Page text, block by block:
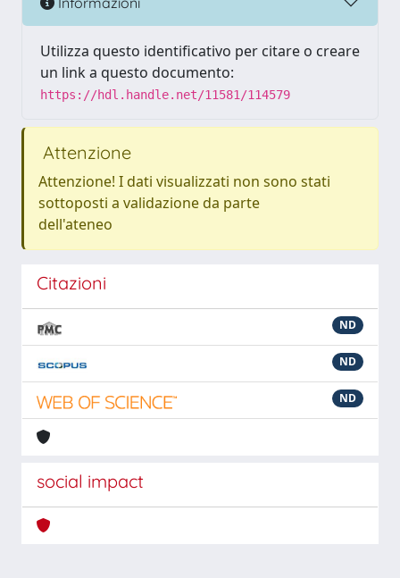
Utilizza questo identificativo per citare o creare
un link a questo documento:
https://hdl.handle.net/11581/114579
Attenzione
Attenzione! I dati visualizzati non sono stati
sottoposti a validazione da parte
dell'ateneo
Citazioni
ND
ND
ND
social impact